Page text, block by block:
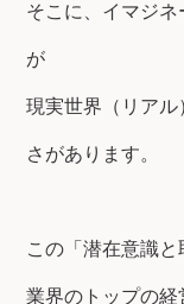
そこに、イマジネ
が
現実世界（リア
さがあります。
この「潜在意識と
業界のトップの